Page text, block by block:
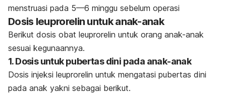
menstruasi pada 5—6 minggu sebelum operasi
Dosis leuprorelin untuk anak-anak
Berikut dosis obat leuprorelin untuk orang anak-anak
sesuai kegunaannya.
1. Dosis untuk pubertas dini pada anak-anak
Dosis injeksi leuprorelin untuk mengatasi pubertas dini
pada anak yakni sebagai berikut.